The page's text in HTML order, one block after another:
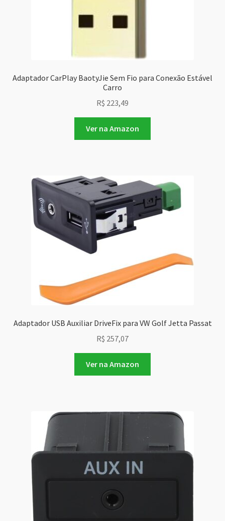
Adaptador CarPlay BaotyJie Sem Fio para Conexão Estável
Carro
R$ 223,49
Ver na Amazon
Adaptador USB Auxiliar DriveFix para VW Golf Jetta Passat
R$ 257,07
Ver na Amazon